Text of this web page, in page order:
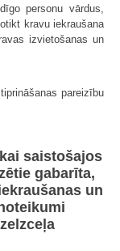
personu vārdus,
kravu iekraušana
izvietošanas un
pareizību
saistošajos
gabarīta,
un